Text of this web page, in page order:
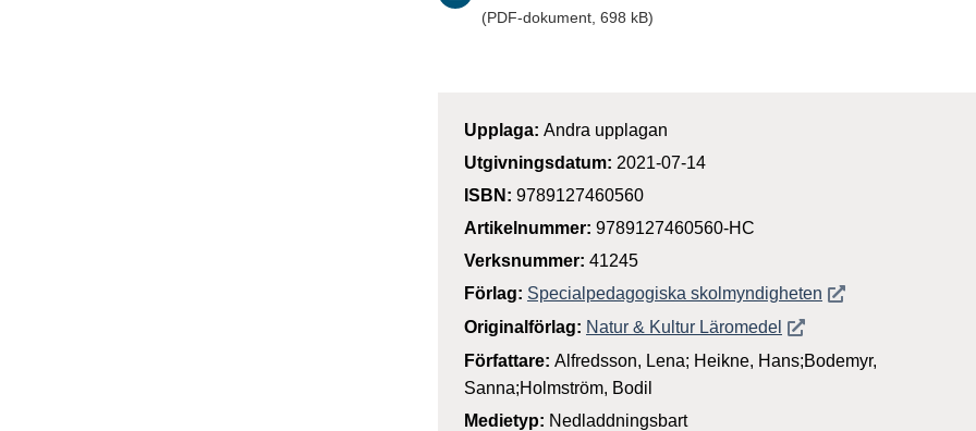
(PDF-dokument, 698 kB)
Upplaga: Andra upplagan
Utgivningsdatum: 2021-07-14
ISBN: 9789127460560
Artikelnummer: 9789127460560-HC
Verksnummer: 41245
Förlag: Specialpedagogiska skolmyndighetenÖppnas i nytt
Originalförlag: Natur & Kultur LäromedelÖppnas i nytt fönster
Författare: Alfredsson, Lena; Heikne, Hans;Bodemyr,
Sanna;Holmström, Bodil
Medietyp: Nedladdningsbart